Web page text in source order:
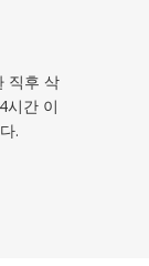
직후 삭
시간 이
.